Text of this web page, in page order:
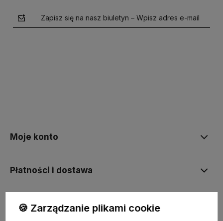
Zapisz się na nasz biuletyn – Wpisz adres e-mail
Moje konto
Płatności i dostawa
Informacje
🍪 Zarządzanie plikami cookie